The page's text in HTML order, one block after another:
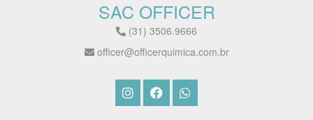
SAC OFFICER
(31) 3506.9666
officer@officerquimica.com.br